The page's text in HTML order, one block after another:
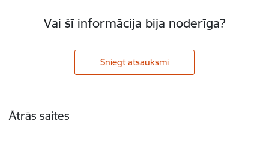
Vai šī informācija bija noderīga?
Sniegt atsauksmi
Ātrās saites